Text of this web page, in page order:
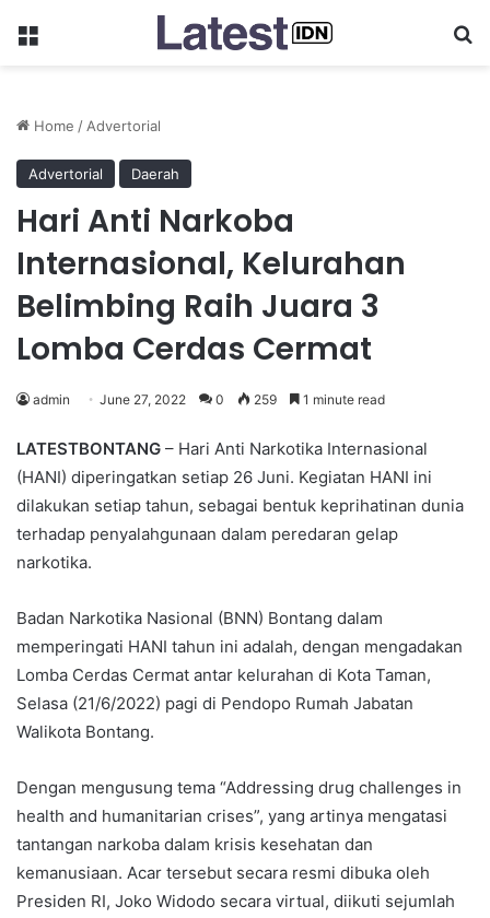
Menu
Home /Advertorial
Advertorial Daerah
Hari Anti Narkoba
Internasional, Kelurahan
Belimbing Raih Juara 3
Lomba Cerdas Cermat
admin June 27, 2022 0 259 1 minute read
LATESTBONTANG – Hari Anti Narkotika Internasional
(HANI) diperingatkan setiap 26 Juni. Kegiatan HANI ini
dilakukan setiap tahun, sebagai bentuk keprihatinan dunia
terhadap penyalahgunaan dalam peredaran gelap
narkotika.
Badan Narkotika Nasional (BNN) Bontang dalam
memperingati HANI tahun ini adalah, dengan mengadakan
Lomba Cerdas Cermat antar kelurahan di Kota Taman,
Selasa (21/6/2022) pagi di Pendopo Rumah Jabatan
Walikota Bontang.
Dengan mengusung tema “Addressing drug challenges in
health and humanitarian crises”, yang artinya mengatasi
tantangan narkoba dalam krisis kesehatan dan
kemanusiaan. Acar tersebut secara resmi dibuka oleh
Presiden RI, Joko Widodo secara virtual, diikuti sejumlah